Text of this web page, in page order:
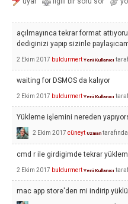
açılmayınca tekrar format
dediginizi yapıp sizinle
2 Ekim 2017 buldurmert Yeni Kullanıcı
waiting for DSMOS da kalıyor
2 Ekim 2017 buldurmert Yeni Kullanıcı
Yükleme işlemini nereden
2 Ekim 2017 cüneyt Uzman
cmd r ile girdigimde tekrar
2 Ekim 2017 buldurmert Yeni Kullanıcı
mac app store'den mi indirip